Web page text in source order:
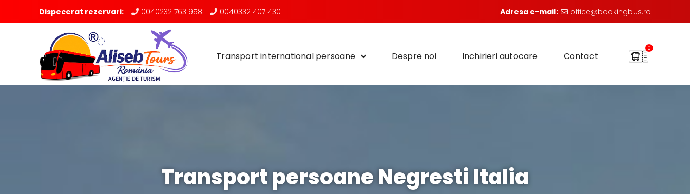
Dispecerat rezervari: 0040232 763 958 0040332 407 430 Adresa e-mail: office@bookingbus.ro
Transport international persoane Despre noi Inchirieri autocare Contact
0
Transport persoane Negresti Italia